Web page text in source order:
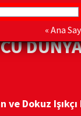
« Ana
ve Dokuz